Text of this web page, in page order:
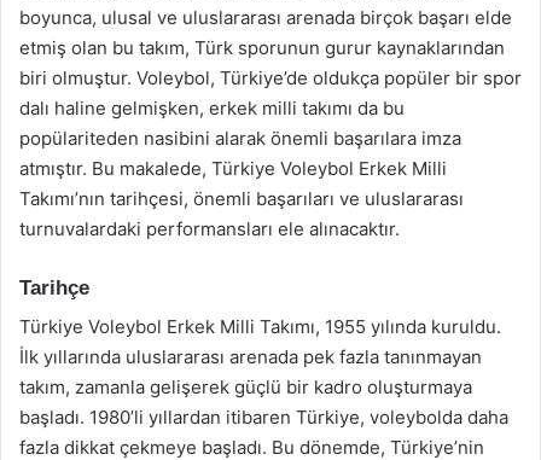
boyunca, ulusal ve uluslararası arenada birçok başarı elde
etmiş olan bu takım, Türk sporunun gurur kaynaklarından
biri olmuştur. Voleybol, Türkiye’de oldukça popüler bir spor
dalı haline gelmişken, erkek milli takımı da bu
popülariteden nasibini alarak önemli başarılara imza
atmıştır. Bu makalede, Türkiye Voleybol Erkek Milli
Takımı’nın tarihçesi, önemli başarıları ve uluslararası
turnuvalardaki performansları ele alınacaktır.
Tarihçe
Türkiye Voleybol Erkek Milli Takımı, 1955 yılında kuruldu.
İlk yıllarında uluslararası arenada pek fazla tanınmayan
takım, zamanla gelişerek güçlü bir kadro oluşturmaya
başladı. 1980’li yıllardan itibaren Türkiye, voleybolda daha
fazla dikkat çekmeye başladı. Bu dönemde, Türkiye’nin